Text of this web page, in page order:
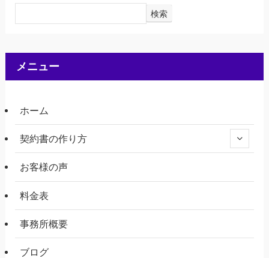
検索
メニュー
ホーム
契約書の作り方
お客様の声
料金表
事務所概要
ブログ